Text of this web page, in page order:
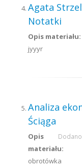
Agata
Notatki
Opis materiału:
jyyyr
Analiza
Ściąga
Opis
materiału:
obrotówka